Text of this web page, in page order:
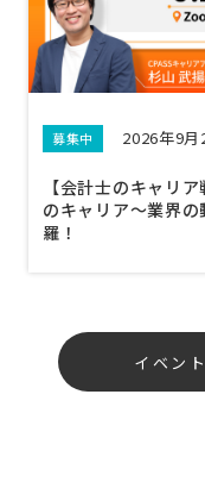
募集中 2026年9
【会計士のキャリ
のキャリア〜業界
羅！
イベン